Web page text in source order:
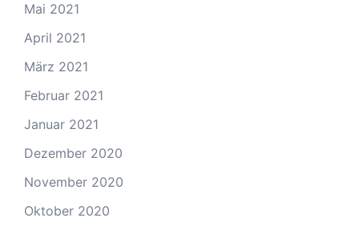
Mai 2021
April 2021
März 2021
Februar 2021
Januar 2021
Dezember 2020
November 2020
Oktober 2020